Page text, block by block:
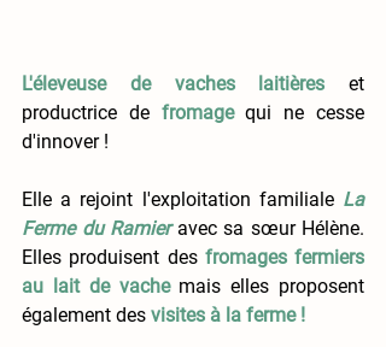
L'éleveuse de vaches laitières et
productrice de fromage qui ne cesse
d'innover !
Elle a rejoint l'exploitation familiale La
Ferme du Ramier avec sa sœur Hélène.
Elles produisent des fromages fermiers
au lait de vache mais elles proposent
également des visites à la ferme !